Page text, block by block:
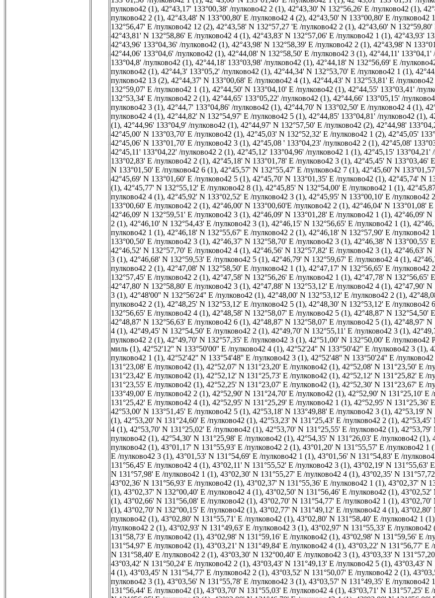
пулково42 (1), 42°43,17' 133°00,38' /пулково42 2 (1), 42°43,30' N 132°56,26' E /пулково42 (1),
пулково42 2 (1), 42°43,48' N 133°00,80' E /пулково42 4 (2), 42°43,50' N 133°00,80' E /пулково42
132°56,47' E /пулково42 12 (2), 42°43,58' N 132°57,27 'E /пулково42 2 (1), 42°43,60' N
42°43,81' N 132°58,86' E /пулково42 4 (1), 42°43,83' N 132°57,06' E /пулково42 1 (1), 42°43,93'
42°43,96' 133°04,36' /пулково42 (1), 42°43,98' N 132°58,39' E /пулково42 2 (1), 42°43,98' N
42°44,06' 133°04,6' /пулково42 (1), 42°44,08' N 132°58,50' E /пулково42 3 (1), 42°44,11' 133°04,1'
133°04,8' /пулково42 (1), 42°44,18' 133°03,98' /пулково42 (1), 42°44,18' N 132°56,69' E /
пулково42 (1), 42°44,3' 133°05,2' /пулково42 (1), 42°44,34' N 132°53,70' E /пулково42 1 (1),
пулково42 13 (2), 42°44,37' N 133°00,68' E /пулково42 4 (1), 42°44,43' N 132°53,81' E /
132°59,07' E /пулково42 1 (1), 42°44,50' N 133°04,10' E /пулково42 (1), 42°44,55' 133°03,41' /
132°53,34' E /пулково42 2 (1), 42°44,65' 133°05,22' /пулково42 (1), 42°44,66' 133°05,15' /
пулково42 3 (1), 42°44,7' 133°04,86' /пулково42 (1), 42°44,70' N 133°02,50' E /пулково42 4 (1),
пулково42 4 (1), 42°44,82' N 132°54,97' E /пулково42 5 (1), 42°44,85' 133°04,81' /пулково42 (1),
(1), 42°44,96' 133°04,9' /пулково42 (1), 42°44,97' N 132°57,50' E /пулково42 (2), 42°44,98'
42°45,00' N 133°03,70' E /пулково42 (1), 42°45,03' N 132°52,32' E /пулково42 1 (2), 42°45,05'
42°45,06' N 133°01,70' E /пулково42 3 (1), 42°45,08 ' 133°04,23' /пулково42 2 (1), 42°45,08'
42°45,11' 133°04,22' /пулково42 2 (1), 42°45,12' 133°04,96' /пулково42 1 (1), 42°45,15' 133°04,21'
133°02,83' E /пулково42 2 (1), 42°45,18' N 133°01,78' E /пулково42 3 (1), 42°45,45' N 133°03,46'
N 133°01,50' E /пулково42 6 (1), 42°45,57' N 132°55,47' E /пулково42 7 (1), 42°45,60' N
42°45,69' N 133°01,60' E /пулково42 5 (1), 42°45,70' N 133°01,35' E /пулково42 (1), 42°45,74' N
(1), 42°45,77' N 132°55,12' E /пулково42 8 (1), 42°45,85' N 132°54,00' E /пулково42 1 (1),
пулково42 4 (1), 42°45,92' N 133°02,52' E /пулково42 3 (1), 42°45,95' N 133°00,10' E /пулково42
133°00,60' E /пулково42 2 (1), 42°46,00' N 133°00,60'E /пулково42 2 (1), 42°46,04' N 133°01,08'
42°46,09' N 132°59,51' E /пулково42 3 (1), 42°46,09' N 133°01,28' E /пулково42 1 (1), 42°46,09' N
2 (1), 42°46,10' N 132°54,43' E /пулково42 3 (1), 42°46,15' N 132°56,65' E /пулково42 1 (1),
пулково42 1 (1), 42°46,18' N 132°55,67' E /пулково42 2 (1), 42°46,18' N 132°57,90' E /пулково42
133°00,50' E /пулково42 3 (1), 42°46,37' N 132°58,70' E /пулково42 3 (1), 42°46,38' N 133°00,55'
42°46,52' N 132°57,70' E /пулково42 4 (1), 42°46,56' N 132°57,82' E /пулково42 3 (1), 42°46,63' N
3 (1), 42°46,68' N 132°59,53' E /пулково42 5 (1), 42°46,79' N 132°59,67' E /пулково42 4 (1),
пулково42 2 (1), 42°47,08' N 132°58,50' E /пулково42 1 (1), 42°47,17' N 132°56,65' E /пулково42
132°57,45' E /пулково42 2 (1), 42°47,58' N 132°56,26' E /пулково42 1 (1), 42°47,78' N 132°56,65'
42°47,80' N 132°58,80' E /пулково42 3 (1), 42°47,88' N 132°53,12' E /пулково42 4 (1), 42°47,90' N
3 (1), 42°48'00'' N 132°56'24'' E /пулково42 (1), 42°48,00' N 132°53,12' E /пулково42 2 (1),
пулково42 2 (1), 42°48,25' N 132°53,12' E /пулково42 5 (1), 42°48,30' N 132°53,12' E /пулково42
132°56,65' E /пулково42 4 (1), 42°48,58' N 132°58,07' E /пулково42 5 (1), 42°48,87' N 132°54,50'
42°48,87' N 132°56,63' E /пулково42 6 (1), 42°48,87' N 132°58,07' E /пулково42 5 (1), 42°48,97' N
4 (1), 42°49,45' N 132°54,50' E /пулково42 2 (1), 42°49,70' N 132°55,11' E /пулково42 3 (1),
пулково42 2 (1), 42°49,70' N 132°57,35' E /пулково42 3 (1), 42°51,00' N 132°50,00' E /пулково42
миль (1), 42°52'12'' N 133°50'00'' E /пулково42 4 (1), 42°52'24'' N 133°50'42'' E /пулково42 3 (1),
пулково42 1 (1), 42°52'42'' N 133°54'48'' E /пулково42 3 (1), 42°52'48'' N 133°50'24'' E /
131°23,08' E /пулково42 (1), 42°52,07' N 131°23,20' E /пулково42 (1), 42°52,08' N 131°23,50' E /
131°23,42' E /пулково42 (1), 42°52,12' N 131°25,73' E /пулково42 (1), 42°52,12' N 131°25,82' E /
131°23,55' E /пулково42 (1), 42°52,25' N 131°23,07' E /пулково42 (1), 42°52,30' N 131°23,67' E /
133°49,00' E /пулково42 2 (1), 42°52,90' N 131°24,70' E /пулково42 (1), 42°52,90' N 131°25,10' E
131°25,42' E /пулково42 4 (1), 42°52,95' N 131°25,29' E /пулково42 1 (1), 42°52,95' N 131°25,36'
42°53,00' N 133°51,45' E /пулково42 5 (1), 42°53,18' N 133°49,88' E /пулково42 3 (1), 42°53,19' N
(1), 42°53,20' N 131°24,60' E /пулково42 (1), 42°53,23' N 131°25,43' E /пулково42 2 (1), 42°53,45'
4 (1), 42°53,70' N 131°25,02' E /пулково42 (1), 42°53,70' N 131°25,55' E /пулково42 (1), 42°53,79'
пулково42 (1), 42°54,30' N 131°25,98' E /пулково42 (1), 42°54,35' N 131°26,03' E /пулково42 (1),
пулково42 (1), 43°01,17' N 131°55,93' E /пулково42 2 (1), 43°01,20' N 131°55,57' E /пулково42 1
E /пулково42 3 (1), 43°01,53' N 131°54,69' E /пулково42 1 (1), 43°01,56' N 131°54,83' E /
131°56,45' E /пулково42 4 (1), 43°02,11' N 131°55,52' E /пулково42 3 (1), 43°02,19' N 131°55,63'
N 131°57,98' E /пулково42 1 (1), 43°02,30' N 131°55,27' E /пулково42 4 (1), 43°02,35' N
43°02,36' N 131°56,93' E /пулково42 (1), 43°02,37' N 131°55,36' E /пулково42 1 (1), 43°02,37' N
(1), 43°02,37' N 132°00,40' E /пулково42 4 (1), 43°02,50' N 131°56,46' E /пулково42 (1), 43°02,52'
(1), 43°02,66' N 131°56,08' E /пулково42 (1), 43°02,70' N 131°54,77' E /пулково42 1 (1), 43°02,70'
(1), 43°02,70' N 132°00,15' E /пулково42 (1), 43°02,77' N 131°49,12' E /пулково42 4 (1), 43°02,80'
пулково42 (1), 43°02,80' N 131°55,71' E /пулково42 (1), 43°02,80' N 131°58,40' E /пулково42 1 (1)
/пулково42 2 (1), 43°02,93' N 131°49,63' E /пулково42 3 (1), 43°02,97' N 131°55,33' E /пулково42
131°58,73' E /пулково42 (1), 43°02,98' N 131°59,16' E /пулково42 (1), 43°02,98' N 131°59,56' E /
131°54,97' E /пулково42 (1), 43°03,21' N 131°49,84' E /пулково42 4 (1), 43°03,22' N 131°56,77' E
N 131°58,40' E /пулково42 2 (1), 43°03,30' N 132°00,40' E /пулково42 3 (1), 43°03,33' N
43°03,42' N 131°50,24' E /пулково42 2 (1), 43°03,43' N 131°49,13' E /пулково42 5 (1), 43°03,43' N
4 (1), 43°03,45' N 131°54,77' E /пулково42 2 (1), 43°03,52' N 131°50,07' E /пулково42 2 (1),
пулково42 3 (1), 43°03,56' N 131°55,78' E /пулково42 3 (1), 43°03,57' N 131°49,35' E /пулково42
131°56,44' E /пулково42 (1), 43°03,70' N 131°55,03' E /пулково42 4 (1), 43°03,71' N 131°57,25' E